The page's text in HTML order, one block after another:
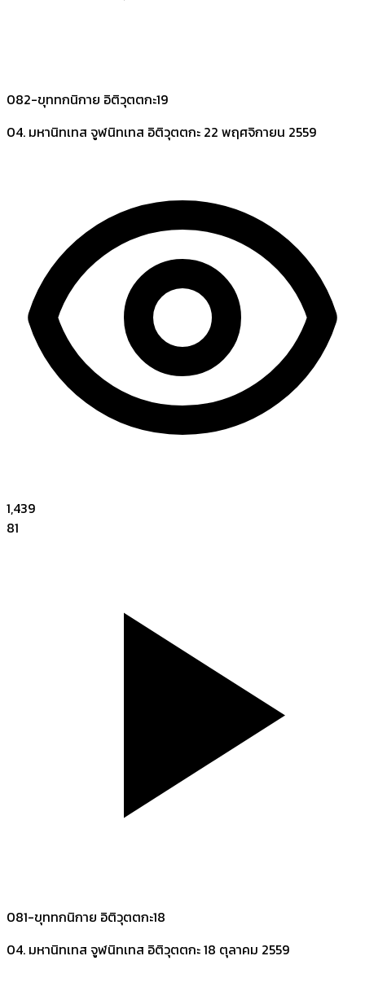
082-ขุททกนิกาย อิติวุตตกะ19
04. มหานิทเทส จูฬนิทเทส อิติวุตตกะ 22 พฤศจิกายน 2559
1,439
81
081-ขุททกนิกาย อิติวุตตกะ18
04. มหานิทเทส จูฬนิทเทส อิติวุตตกะ18 ตุลาคม 2559